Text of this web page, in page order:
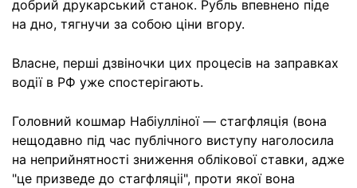
добрий друкарський станок. Рубль впевнено піде
на дно, тягнучи за собою ціни вгору.
Власне, перші дзвіночки цих процесів на заправках
водії в РФ уже спостерігають.
Головний кошмар Набіулліної — стагфляція (вона
нещодавно під час публічного виступу наголосила
на неприйнятності зниження облікової ставки, адже
"це призведе до стагфляціі", проти якої вона